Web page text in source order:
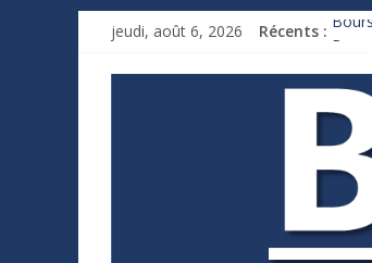
jeudi, août 6, 2026 Récents :